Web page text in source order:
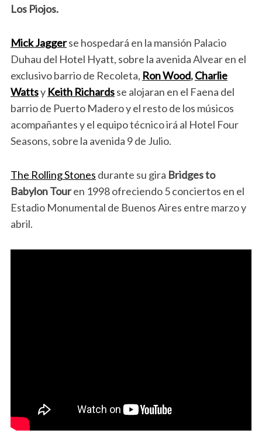
Los Piojos.
Mick Jaggerse hospedará en la mansión Palacio
Duhau del Hotel Hyatt, sobre la avenida Alvear en el
exclusivo barrio de Recoleta, Ron Wood,Charlie
Wattsy Keith Richardsse alojaran en el Faena del
barrio de Puerto Madero y el resto de los músicos
acompañantes y el equipo técnico irá al Hotel Four
Seasons, sobre la avenida 9 de Julio.
The Rolling Stones durante su gira Bridges to
Babylon Touren 1998 ofreciendo 5 conciertos en el
Estadio Monumental de Buenos Aires entre marzo y
abril.